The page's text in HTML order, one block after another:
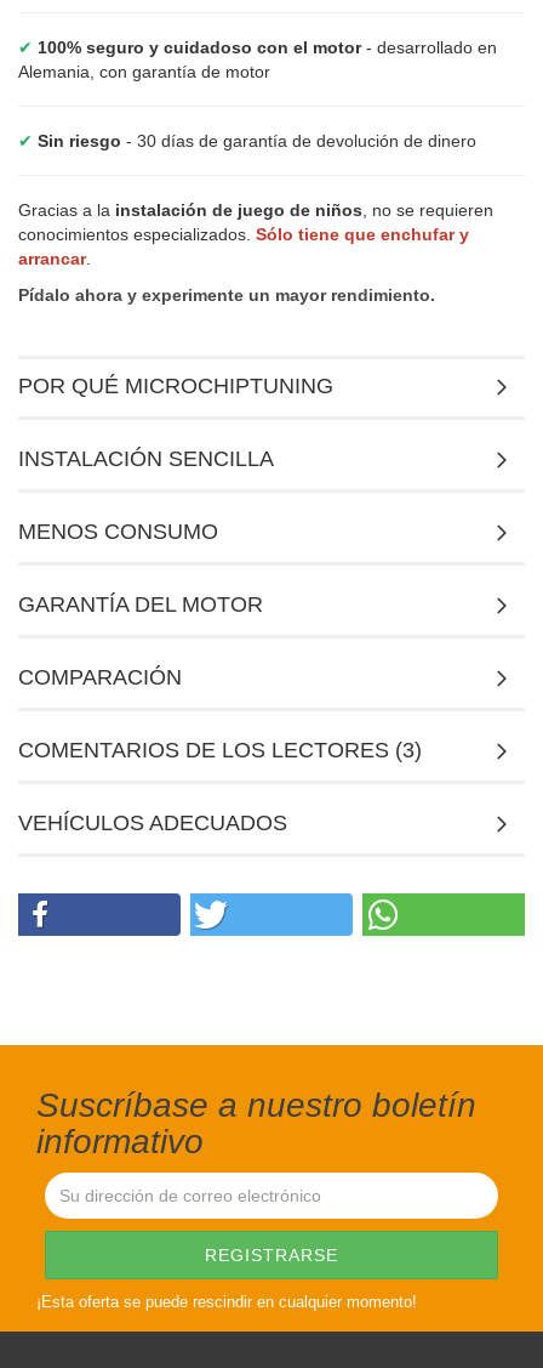
✔ 100% seguro y cuidadoso con el motor- desarrollado en
Alemania, con garantía de motor
✔ Sin riesgo - 30 días de garantía de devolución de dinero
Gracias a la instalación de juego de niños , no se requieren
conocimientos especializados. Sólo tiene que enchufar y
arrancar.
Pídalo ahora y experimente un mayor rendimiento.
POR QUÉ MICROCHIPTUNING
INSTALACIÓN SENCILLA
MENOS CONSUMO
GARANTÍA DEL MOTOR
COMPARACIÓN
COMENTARIOS DE LOS LECTORES (3)
VEHÍCULOS ADECUADOS
Suscríbase a nuestro boletín
informativo
¡Esta oferta se puede rescindir en cualquier momento!